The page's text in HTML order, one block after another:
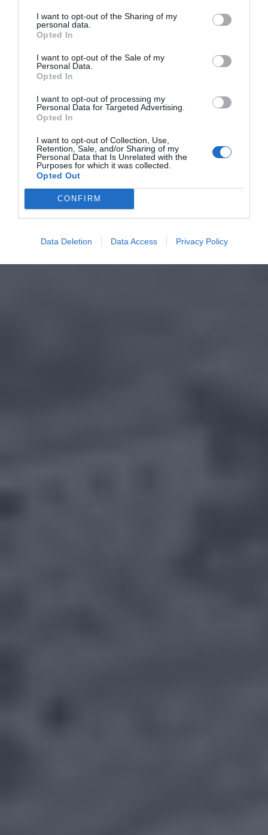
I want to opt-out of the Sharing of my
personal data.
Opted In
I want to opt-out of the Sale of my
Personal Data.
Opted In
I want to opt-out of processing my
Personal Data for Targeted Advertising.
Opted In
I want to opt-out of Collection, Use,
Retention, Sale, and/or Sharing of my
Personal Data that Is Unrelated with the
Purposes for which it was collected.
Opted Out
CONFIRM
Data Deletion Data Access Privacy Policy